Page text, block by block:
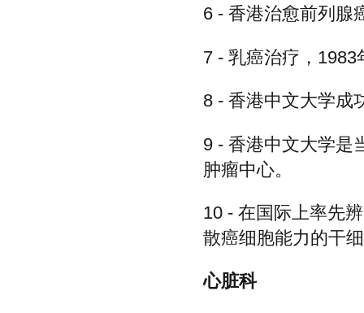
6 - 香港治愈前列腺
7 - 乳癌治疗，
8 - 香港中文大学成
9 - 香港中文大学是
肿瘤中心。
10 - 在国际上率先
散癌细胞能力的干
心脏科